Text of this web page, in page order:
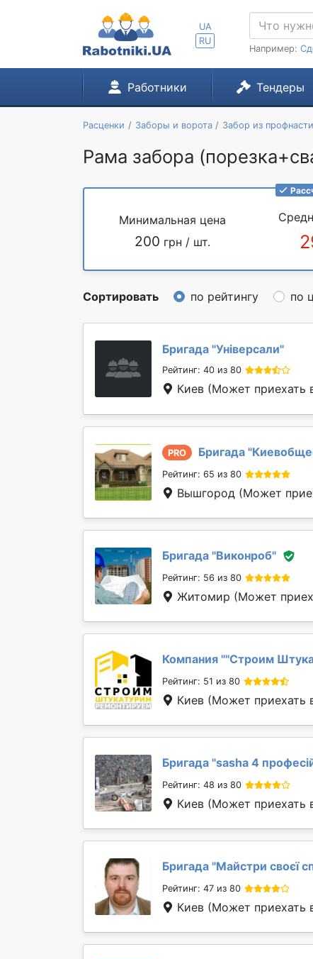
UA
RU
Например:
Работники Тендеры
Расценки Заборы и ворота Забор из
Рама забора
Минимальная цена
200 грн / шт.
Сортировать по рейтингу по
Бригада "Універсали"
Рейтинг: 40 из 80
Киев (Может приехать
PRO Бригада "
Рейтинг: 65 из 80
Вышгород (Может
Бригада "Виконроб"
Рейтинг: 56 из 80
Житомир (Может
Компания "''Строим
Рейтинг: 51 из 80
Киев (Может приехать
Бригада "sasha 4
Рейтинг: 48 из 80
Киев (Может приехать
Бригада "Майстри своєї
Рейтинг: 47 из 80
Киев (Может приехать